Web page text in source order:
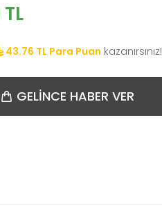
TL
43.76 TL Para Puan kazanırsınız!
GELINCE HABER VER